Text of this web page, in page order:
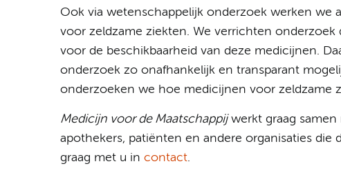
Ook via wetenschappelijk onderzoek werken we
voor zeldzame ziekten. We verrichten
voor de beschikbaarheid van deze medicijnen.
onderzoek zo onafhankelijk en transparant
onderzoeken we hoe medicijnen voor zeldzame
Medicijn voor de Maatschappijwerkt graag samen
apothekers, patiënten en andere organisaties
graag met u in contact.